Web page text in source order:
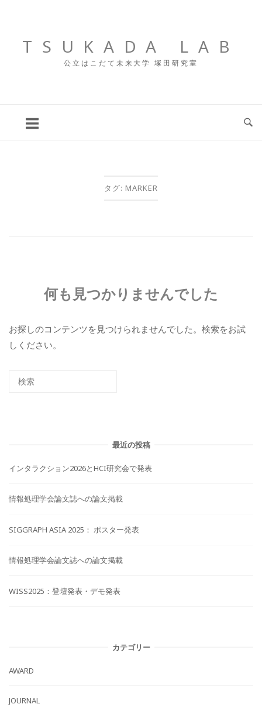
TSUKADA LAB
公立はこだて未来大学 塚田研究室
タグ: MARKER
何も見つかりませんでした
お探しのコンテンツを見つけられませんでした。検索をお試
しください。
最近の投稿
インタラクション2026とHCI研究会で発表
情報処理学会論文誌への論文掲載
SIGGRAPH ASIA 2025： ポスター発表
情報処理学会論文誌への論文掲載
WISS2025：登壇発表・デモ発表
カテゴリー
AWARD
JOURNAL